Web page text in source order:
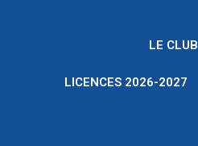
LE CLUB
LICENCES 2026-2027